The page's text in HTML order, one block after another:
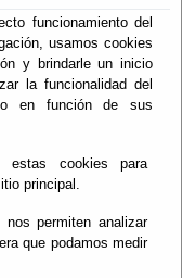
funcionamiento del
usamos cookies
y brindarle un inicio
la funcionalidad del
en función de sus
estas cookies para
principal.
nos permiten analizar
que podamos medir
e